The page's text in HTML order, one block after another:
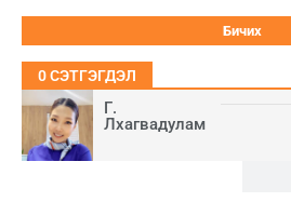
Г.
Лхагвадулам
0СЭТГЭГДЭЛ